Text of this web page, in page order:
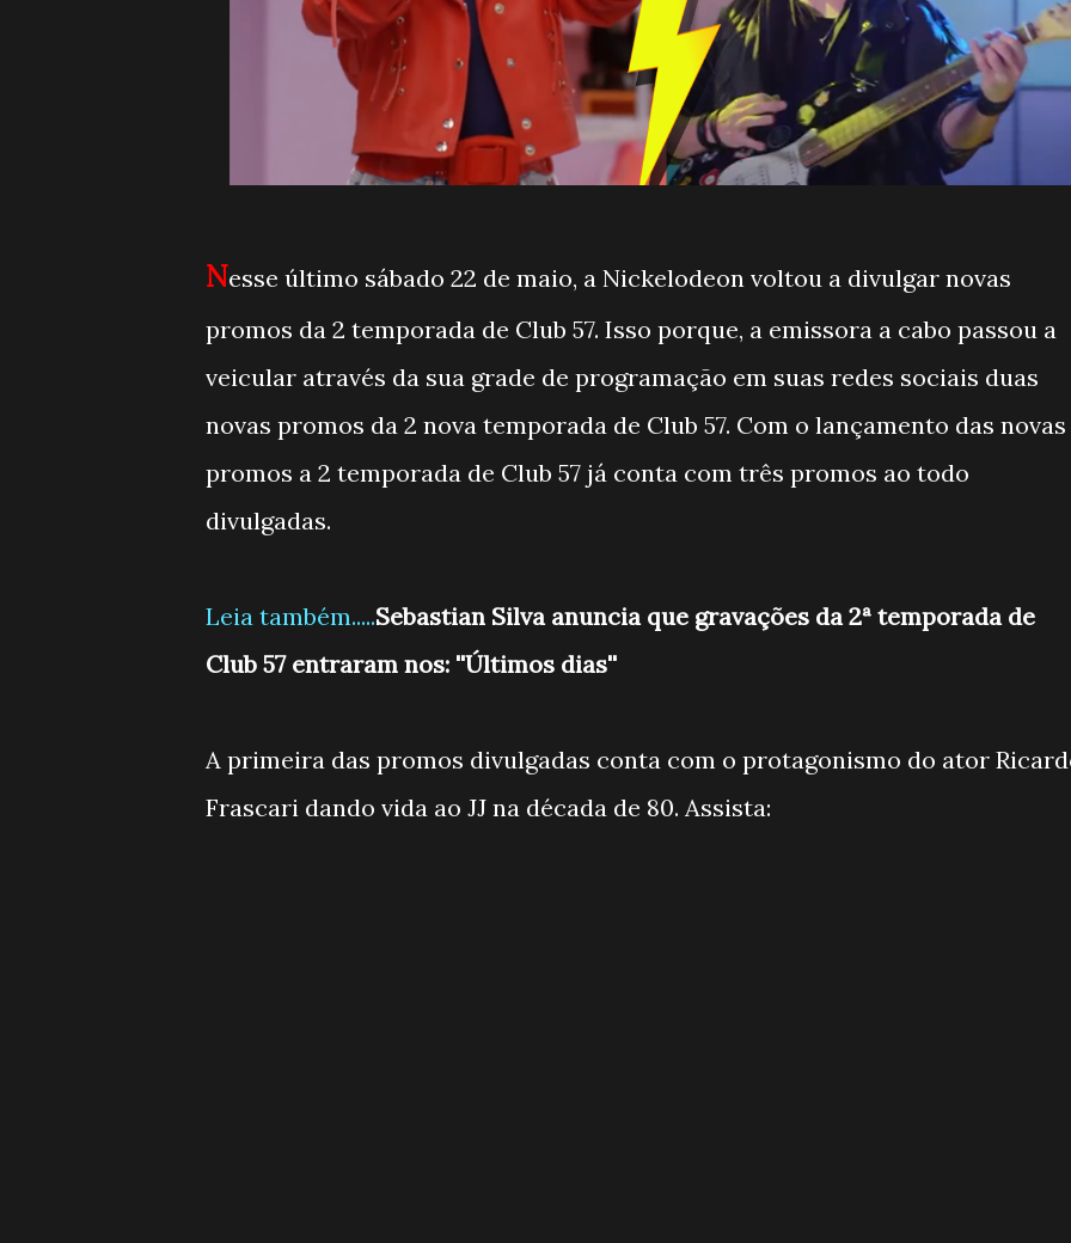
Nesse último sábado 22 de maio, a Nickelodeon voltou a divulgar novas
promos da 2 temporada de Club 57. Isso porque, a emissora a cabo passou a
veicular através da sua grade de programação em suas redes sociais duas
novas promos da 2 nova temporada de Club 57. Com o lançamento das novas
promos a 2 temporada de Club 57 já conta com três promos ao todo
divulgadas.
Leia também.....Sebastian Silva anuncia que gravações da 2ª temporada de
Club 57 entraram nos: ''Últimos dias''
A primeira das promos divulgadas conta com o protagonismo do ator
Frascari dando vida ao JJ na década de 80. Assista: